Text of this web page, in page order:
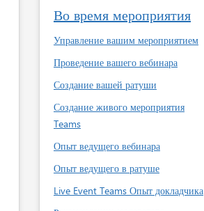
Во время мероприятия
Управление вашим мероприятием
Проведение вашего вебинара
Создание вашей ратуши
Создание живого мероприятия
Teams
Опыт ведущего вебинара
Опыт ведущего в ратуше
Live Event Teams Опыт докладчика